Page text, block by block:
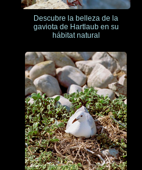
Descubre la belleza de la
gaviota de Hartlaub en su
hábitat natural